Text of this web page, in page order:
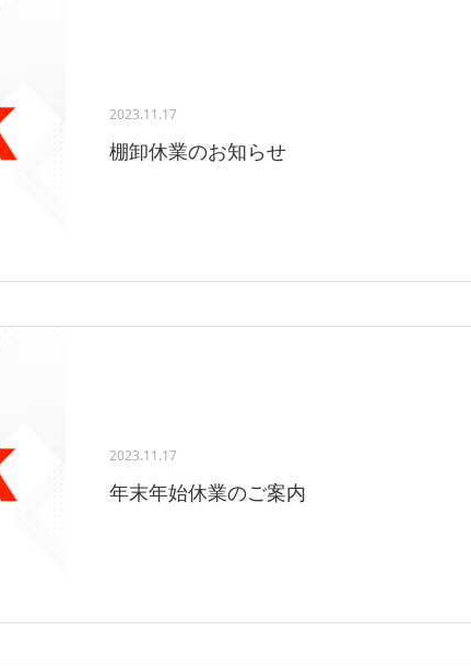
2023.11.17
棚卸休業のお知らせ
2023.11.17
年末年始休業のご案内